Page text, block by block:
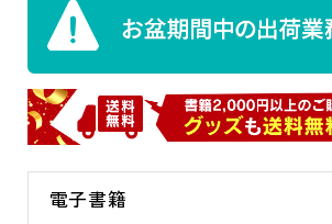
電子書籍